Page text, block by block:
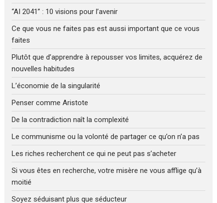
“AI 2041” : 10 visions pour l’avenir
Ce que vous ne faites pas est aussi important que ce vous
faites
Plutôt que d’apprendre à repousser vos limites, acquérez de
nouvelles habitudes
L’économie de la singularité
Penser comme Aristote
De la contradiction naît la complexité
Le communisme ou la volonté de partager ce qu’on n’a pas
Les riches recherchent ce qui ne peut pas s’acheter
Si vous êtes en recherche, votre misère ne vous afflige qu’à
moitié
Soyez séduisant plus que séducteur